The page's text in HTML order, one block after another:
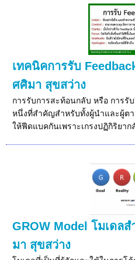
เทคนิคการรับ
ศศิมา สุขสว่าง
การรับการสะท้อนกลับ หรือ การรั
หนึ่งที่สำคัญสำหรับทั้งผู้นำและผู้ต
ให้ฟีดแบคกันเพราะเกรงปฏิกิริยา
GROW Model โมเดล
มา สุขสว่าง